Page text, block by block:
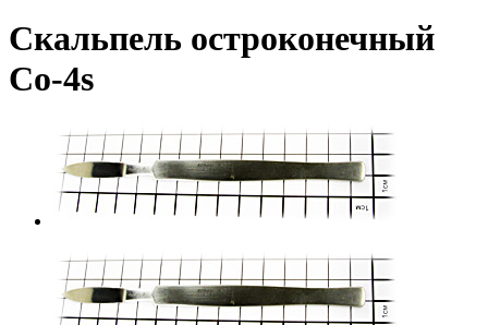
Скальпель остроконечный
Со-4s